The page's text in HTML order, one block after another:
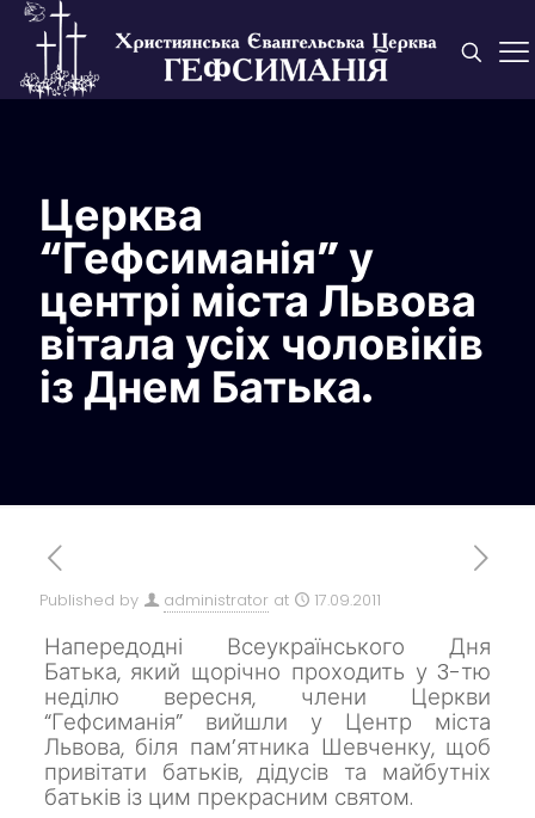
Церква
“Гефсиманія” у
центрі міста Львова
вітала усіх чоловіків
із Днем Батька.
Published by administrator at 17.09.2011
Напередодні Всеукраїнського Дня
Батька, який щорічно проходить у 3-тю
неділю вересня, члени Церкви
“Гефсиманія” вийшли у Центр міста
Львова, біля пам’ятника Шевченку, щоб
привітати батьків, дідусів та майбутніх
батьків із цим прекрасним святом.